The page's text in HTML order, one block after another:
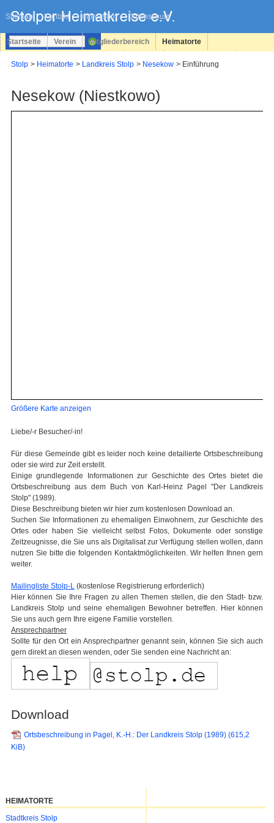
Sitemap Kontakt Impressum Datenschutz
überspringen
Startseite Verein Mitgliederbereich Heimatorte
Stolp Heimatorte Landkreis Stolp Nesekow Einführung
Nesekow (Niestkowo)
Größere Karte anzeigen
Liebe/-r Besucher/-in!
Für diese Gemeinde gibt es leider noch keine detailierte Ortsbeschreibung
oder sie wird zur Zeit erstellt.
Einige grundlegende Informationen zur Geschichte des Ortes bietet die
Ortsbeschreibung aus dem Buch von Karl-Heinz Pagel "Der Landkreis
Stolp" (1989).
Diese Beschreibung bieten wir hier zum kostenlosen Download an.
Suchen Sie Informationen zu ehemaligen Einwohnern, zur Geschichte des
Ortes oder haben Sie vielleicht selbst Fotos, Dokumente oder sonstige
Zeitzeugnisse, die Sie uns als Digitalisat zur Verfügung stellen wollen, dann
nutzen Sie bitte die folgenden Kontaktmöglichkeiten. Wir helfen Ihnen gern
weiter.
Mailingliste Stolp-L (kostenlose Registrierung erforderlich)
Hier können Sie Ihre Fragen zu allen Themen stellen, die den Stadt- bzw.
Landkreis Stolp und seine ehemaligen Bewohner betreffen. Hier können
Sie uns auch gern Ihre eigene Familie vorstellen.
Ansprechpartner
Sollte für den Ort ein Ansprechpartner genannt sein, können Sie sich auch
gern direkt an diesen wenden, oder Sie senden eine Nachricht an:
Download
Ortsbeschreibung in Pagel, K.-H.: Der Landkreis Stolp (1989) (615,2
KiB)
HEIMATORTE
Navigation
Stadtkreis Stolp